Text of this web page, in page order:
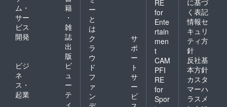
ム・
サー
ビス
開発
籍
・
雑
誌
出
版
ビジ
ネ
ス・
起業
ビ
ュ
ー
テ
ィ
ー
と
は
ク
ラ
ウ
ド
フ
ァ
ン
サ
ポ
ー
ト
サ
ー
ビ
RE
for
Ente
rtain
men
t
CAM
PFI
RE
for
Spor
に基づ
く表記
情報セ
キュリ
ティ方
針
反社基
本方針
カスタ
マーハ
ラスメ